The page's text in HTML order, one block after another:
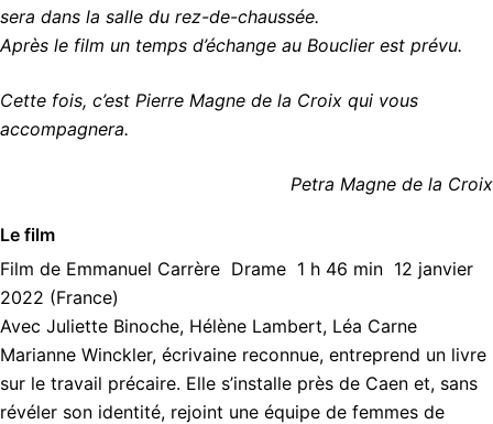
sera dans la salle du rez-de-chaussée.
Après le film un temps d’échange au Bouclier est prévu.
Cette fois, c’est Pierre Magne de la Croix qui vous
accompagnera.
Petra Magne de la Croix
Le film
Film de Emmanuel Carrère Drame 1 h 46 min 12 janvier
2022 (France)
Avec Juliette Binoche, Hélène Lambert, Léa Carne
Marianne Winckler, écrivaine reconnue, entreprend un livre
sur le travail précaire. Elle s’installe près de Caen et, sans
révéler son identité, rejoint une équipe de femmes de